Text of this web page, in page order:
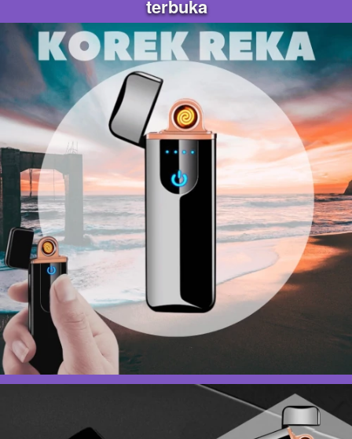
terbuka